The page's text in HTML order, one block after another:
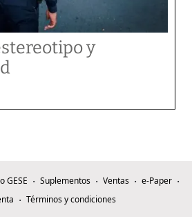
y
GESE Suplementos Ventas
e-Paper
Términos y condiciones